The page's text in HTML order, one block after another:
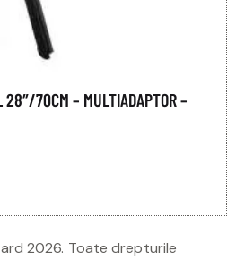
28″/70CM – MULTIADAPTOR –
2026. Toate drepturile